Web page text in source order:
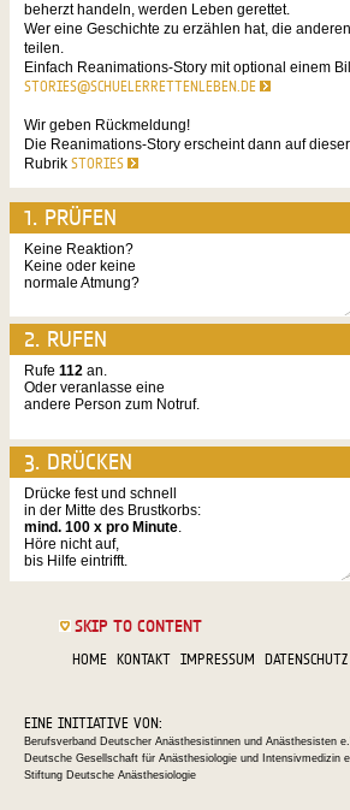
beherzt handeln, werden Leben gerettet.
Wer eine Geschichte zu erzählen hat, die
teilen.
Einfach Reanimations-Story mit optional einem
STORIES@SCHUELERRETTENLEBEN.DE
Wir geben Rückmeldung!
Die Reanimations-Story erscheint dann auf
Rubrik STORIES
Keine Reaktion?
Keine oder keine
normale Atmung?
1. PRÜFEN
Rufe 112 an.
Oder veranlasse eine
andere Person zum Notruf.
2. RUFEN
Drücke fest und schnell
in der Mitte des Brustkorbs:
mind. 100 x pro Minute.
Höre nicht auf,
bis Hilfe eintrifft.
3. DRÜCKEN
SKIP TO CONTENT
HOME KONTAKT IMPRESSUM DATENSCHUTZ
EINE INITIATIVE VON:
Berufsverband Deutscher Anästhesistinnen und Anästhesisten
Deutsche Gesellschaft für Anästhesiologie und Intensivmedizin
Stiftung Deutsche Anästhesiologie